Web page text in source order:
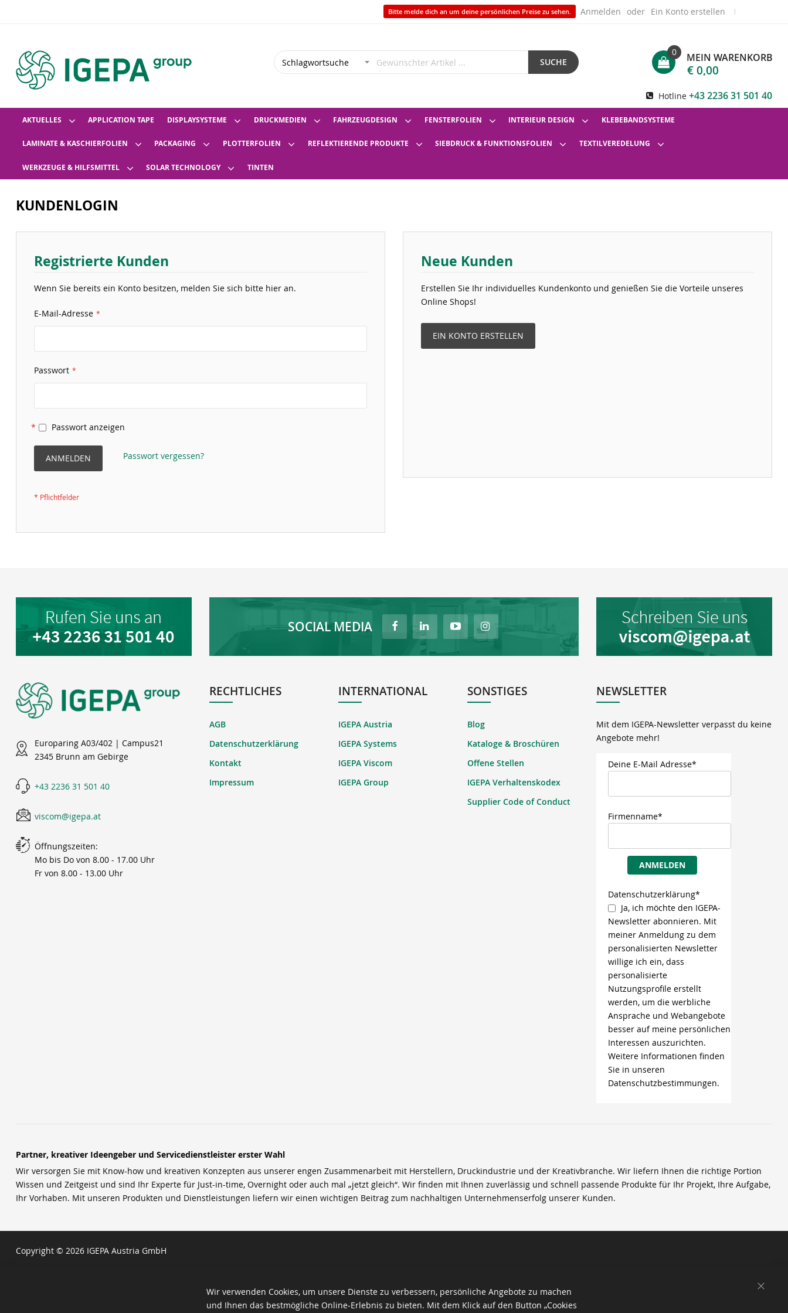
Bitte melde dich an um deine persönlichen Preise zu sehen. Anmelden Ein Konto erstellen
SUCHE MEIN WARENKORB
0
€ 0,00
Hotline +43 2236 31 501 40
AKTUELLES APPLICATION TAPE DISPLAYSYSTEME DRUCKMEDIEN FAHRZEUGDESIGN FENSTERFOLIEN INTERIEUR DESIGN KLEBEBANDSYSTEME
LAMINATE & KASCHIERFOLIEN PACKAGING PLOTTERFOLIEN REFLEKTIERENDE PRODUKTE SIEBDRUCK & FUNKTIONSFOLIEN TEXTILVEREDELUNG
WERKZEUGE & HILFSMITTEL SOLAR TECHNOLOGY TINTEN
KUNDENLOGIN
Registrierte Kunden
Wenn Sie bereits ein Konto besitzen, melden Sie sich bitte hier an.
E-Mail-Adresse
Passwort
Passwort anzeigen
ANMELDEN Passwort vergessen?
Neue Kunden
Erstellen Sie Ihr individuelles Kundenkonto und genießen Sie die Vorteile unseres
Online Shops!
EIN KONTO ERSTELLEN
SOCIAL MEDIA
Europaring A03/402 | Campus21
2345 Brunn am Gebirge
+43 2236 31 501 40
viscom@igepa.at
Öffnungszeiten:
Mo bis Do von 8.00 - 17.00 Uhr
Fr von 8.00 - 13.00 Uhr
RECHTLICHES
AGB
Datenschutzerklärung
Kontakt
Impressum
INTERNATIONAL
IGEPA Austria
IGEPA Systems
IGEPA Viscom
IGEPA Group
SONSTIGES
Blog
Kataloge & Broschüren
Offene Stellen
IGEPA Verhaltenskodex
Supplier Code of Conduct
NEWSLETTER
Mit dem IGEPA-Newsletter verpasst du keine
Angebote mehr!
Deine E-Mail Adresse*
Firmenname*
ANMELDEN
Datenschutzerklärung*
Ja, ich möchte den IGEPA-
Newsletter abonnieren. Mit
meiner Anmeldung zu dem
personalisierten Newsletter
willige ich ein, dass
personalisierte
Nutzungsprofile erstellt
werden, um die werbliche
Ansprache und Webangebote
besser auf meine persönlichen
Interessen auszurichten.
Weitere Informationen finden
Sie in unseren
Datenschutzbestimmungen.
Partner, kreativer Ideengeber und Servicedienstleister erster Wahl
Wir versorgen Sie mit Know-how und kreativen Konzepten aus unserer engen Zusammenarbeit mit Herstellern, Druckindustrie und der Kreativbranche. Wir liefern Ihnen die richtige Portion
Wissen und Zeitgeist und sind Ihr Experte für Just-in-time, Overnight oder auch mal „jetzt gleich“. Wir finden mit Ihnen zuverlässig und schnell passende Produkte für Ihr Projekt, Ihre Aufgabe,
Ihr Vorhaben. Mit unseren Produkten und Dienstleistungen liefern wir einen wichtigen Beitrag zum nachhaltigen Unternehmenserfolg unserer Kunden.
Copyright © 2026 IGEPA Austria GmbH
Wir verwenden Cookies, um unsere Dienste zu verbessern, persönliche Angebote zu machen
und Ihnen das bestmögliche Online-Erlebnis zu bieten. Mit dem Klick auf den Button „Cookies